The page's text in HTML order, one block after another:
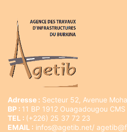
Adresse : Secteur 52, Avenue
BP : 11 BP 1912 Ouagadougou CMS
TEL : (+226) 25 37 72 23
EMAIL : infos@agetib.net/